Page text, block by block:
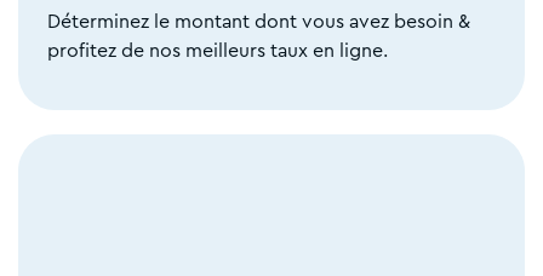
Déterminez le montant dont vous avez besoin &
profitez de nos meilleurs taux en ligne.